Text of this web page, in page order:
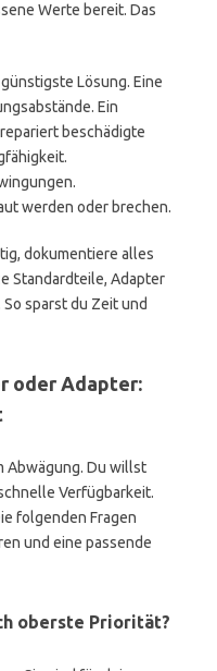
Werte bereit. Das
Lösung. Eine
Ein
beschädigte
werden oder brechen.
dokumentiere alles
Standardteile, Adapter
sparst du Zeit und
oder Adapter:
Abwägung. Du willst
Verfügbarkeit.
folgenden Fragen
und eine passende
oberste Priorität?